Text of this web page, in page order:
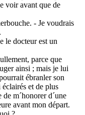
voir avant que de
- Je voudrais
docteur est un
parce que
ainsi ; mais je lui
ébranler son
et de plus
m´honorer d´une
avant mon départ.